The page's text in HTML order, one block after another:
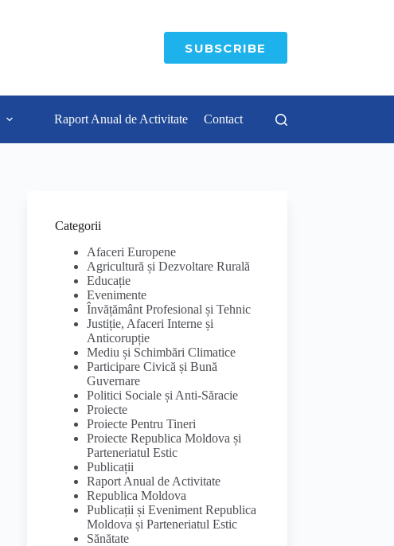
SUBSCRIBE
Raport Anual de Activitate Contact
Categorii
Afaceri Europene
Agricultură și Dezvoltare Rurală
Educație
Evenimente
Învățământ Profesional și Tehnic
Justiție, Afaceri Interne și
Anticorupție
Mediu și Schimbări Climatice
Participare Civică și Bună
Guvernare
Politici Sociale și Anti-Săracie
Proiecte
Proiecte Pentru Tineri
Proiecte Republica Moldova și
Parteneriatul Estic
Publicații
Raport Anual de Activitate
Republica Moldova
Publicații și Eveniment Republica
Moldova și Parteneriatul Estic
Sănătate